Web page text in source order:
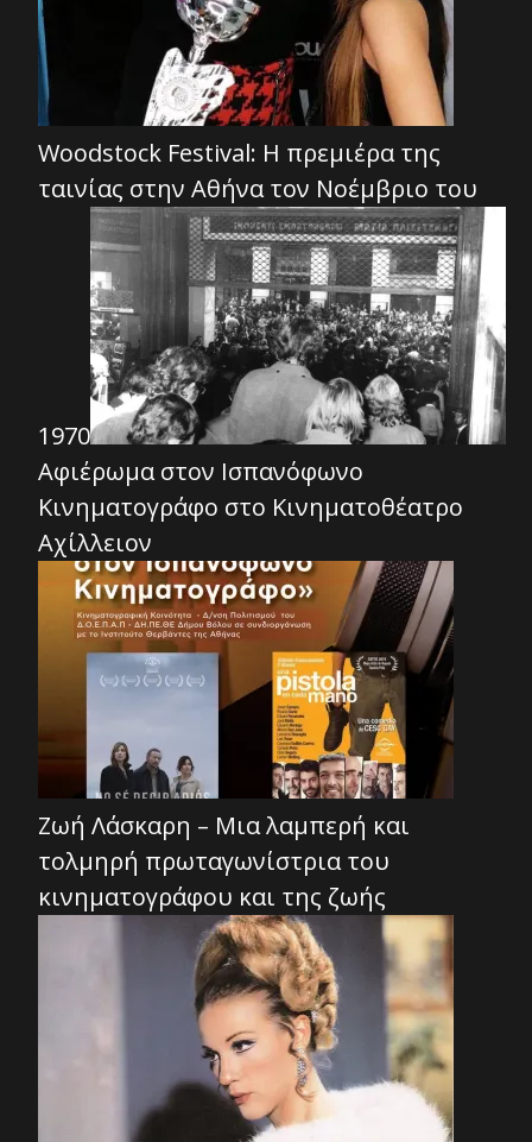
Woodstock Festival: Η πρεμιέρα της
ταινίας στην Αθήνα τον Νοέμβριο του
1970
Αφιέρωμα στον Ισπανόφωνο
Κινηματογράφο στο Κινηματοθέατρο
Αχίλλειον
Ζωή Λάσκαρη – Μια λαμπερή και
τολμηρή πρωταγωνίστρια του
κινηματογράφου και της ζωής